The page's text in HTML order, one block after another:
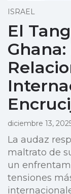
ISRAEL
El
diciembre 13,
La audaz
maltrato de
un
tensiones